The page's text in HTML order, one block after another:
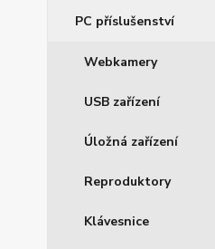
PC příslušenství
Webkamery
USB zařízení
Úložná zařízení
Reproduktory
Klávesnice